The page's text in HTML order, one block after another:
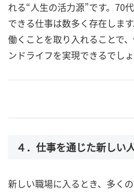
れる“人生の活力源”です。70
できる仕事は数多く存在しま
働くことを取り入れることで
ンドライフを実現できるでしょ
４．仕事を通じた新しい
新しい職場に入るとき、多く